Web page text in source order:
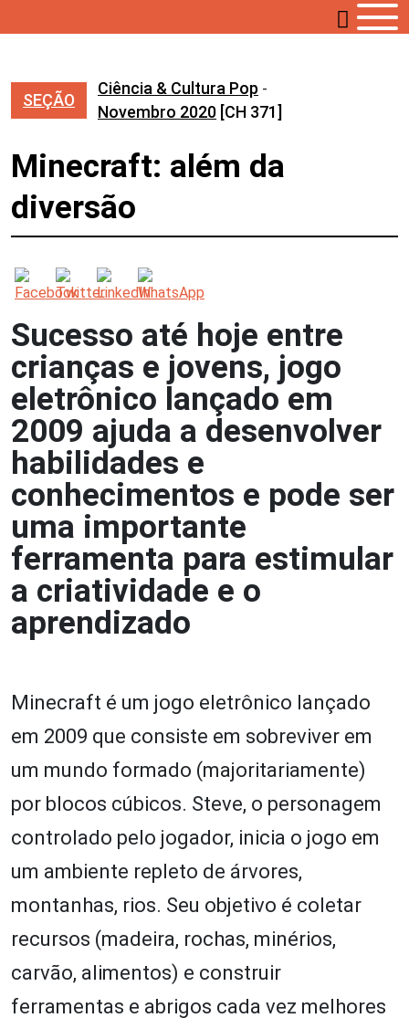
SEÇÃO
Ciência & Cultura Pop -
Novembro 2020 [CH 371]
Minecraft: além da
diversão
Sucesso até hoje entre
crianças e jovens, jogo
eletrônico lançado em
2009 ajuda a desenvolver
habilidades e
conhecimentos e pode ser
uma importante
ferramenta para estimular
a criatividade e o
aprendizado
Minecraft é um jogo eletrônico lançado
em 2009 que consiste em sobreviver em
um mundo formado (majoritariamente)
por blocos cúbicos. Steve, o personagem
controlado pelo jogador, inicia o jogo em
um ambiente repleto de árvores,
montanhas, rios. Seu objetivo é coletar
recursos (madeira, rochas, minérios,
carvão, alimentos) e construir
ferramentas e abrigos cada vez melhores